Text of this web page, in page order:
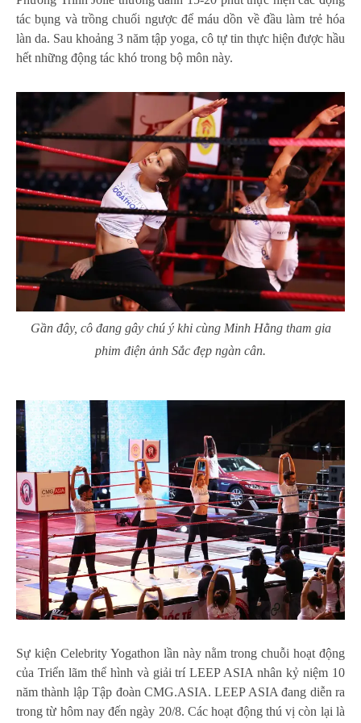
tác bụng và trồng chuối ngược để máu dồn về đầu làm trẻ hóa
làn da. Sau khoảng 3 năm tập yoga, cô tự tin thực hiện được hầu
hết những động tác khó trong bộ môn này.
Gần đây, cô đang gây chú ý khi cùng Minh Hằng tham gia
phim điện ảnh Sắc đẹp ngàn cân.
Sự kiện Celebrity Yogathon lần này nằm trong chuỗi hoạt động
của Triển lãm thể hình và giải trí LEEP ASIA nhân kỷ niệm 10
năm thành lập Tập đoàn CMG.ASIA. LEEP ASIA đang diễn ra
trong từ hôm nay đến ngày 20/8. Các hoạt động thú vị còn lại là